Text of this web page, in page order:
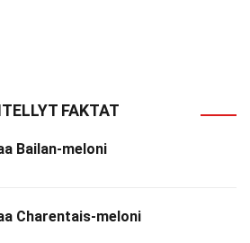
FAKTAT
Bailan-meloni
Charentais-meloni